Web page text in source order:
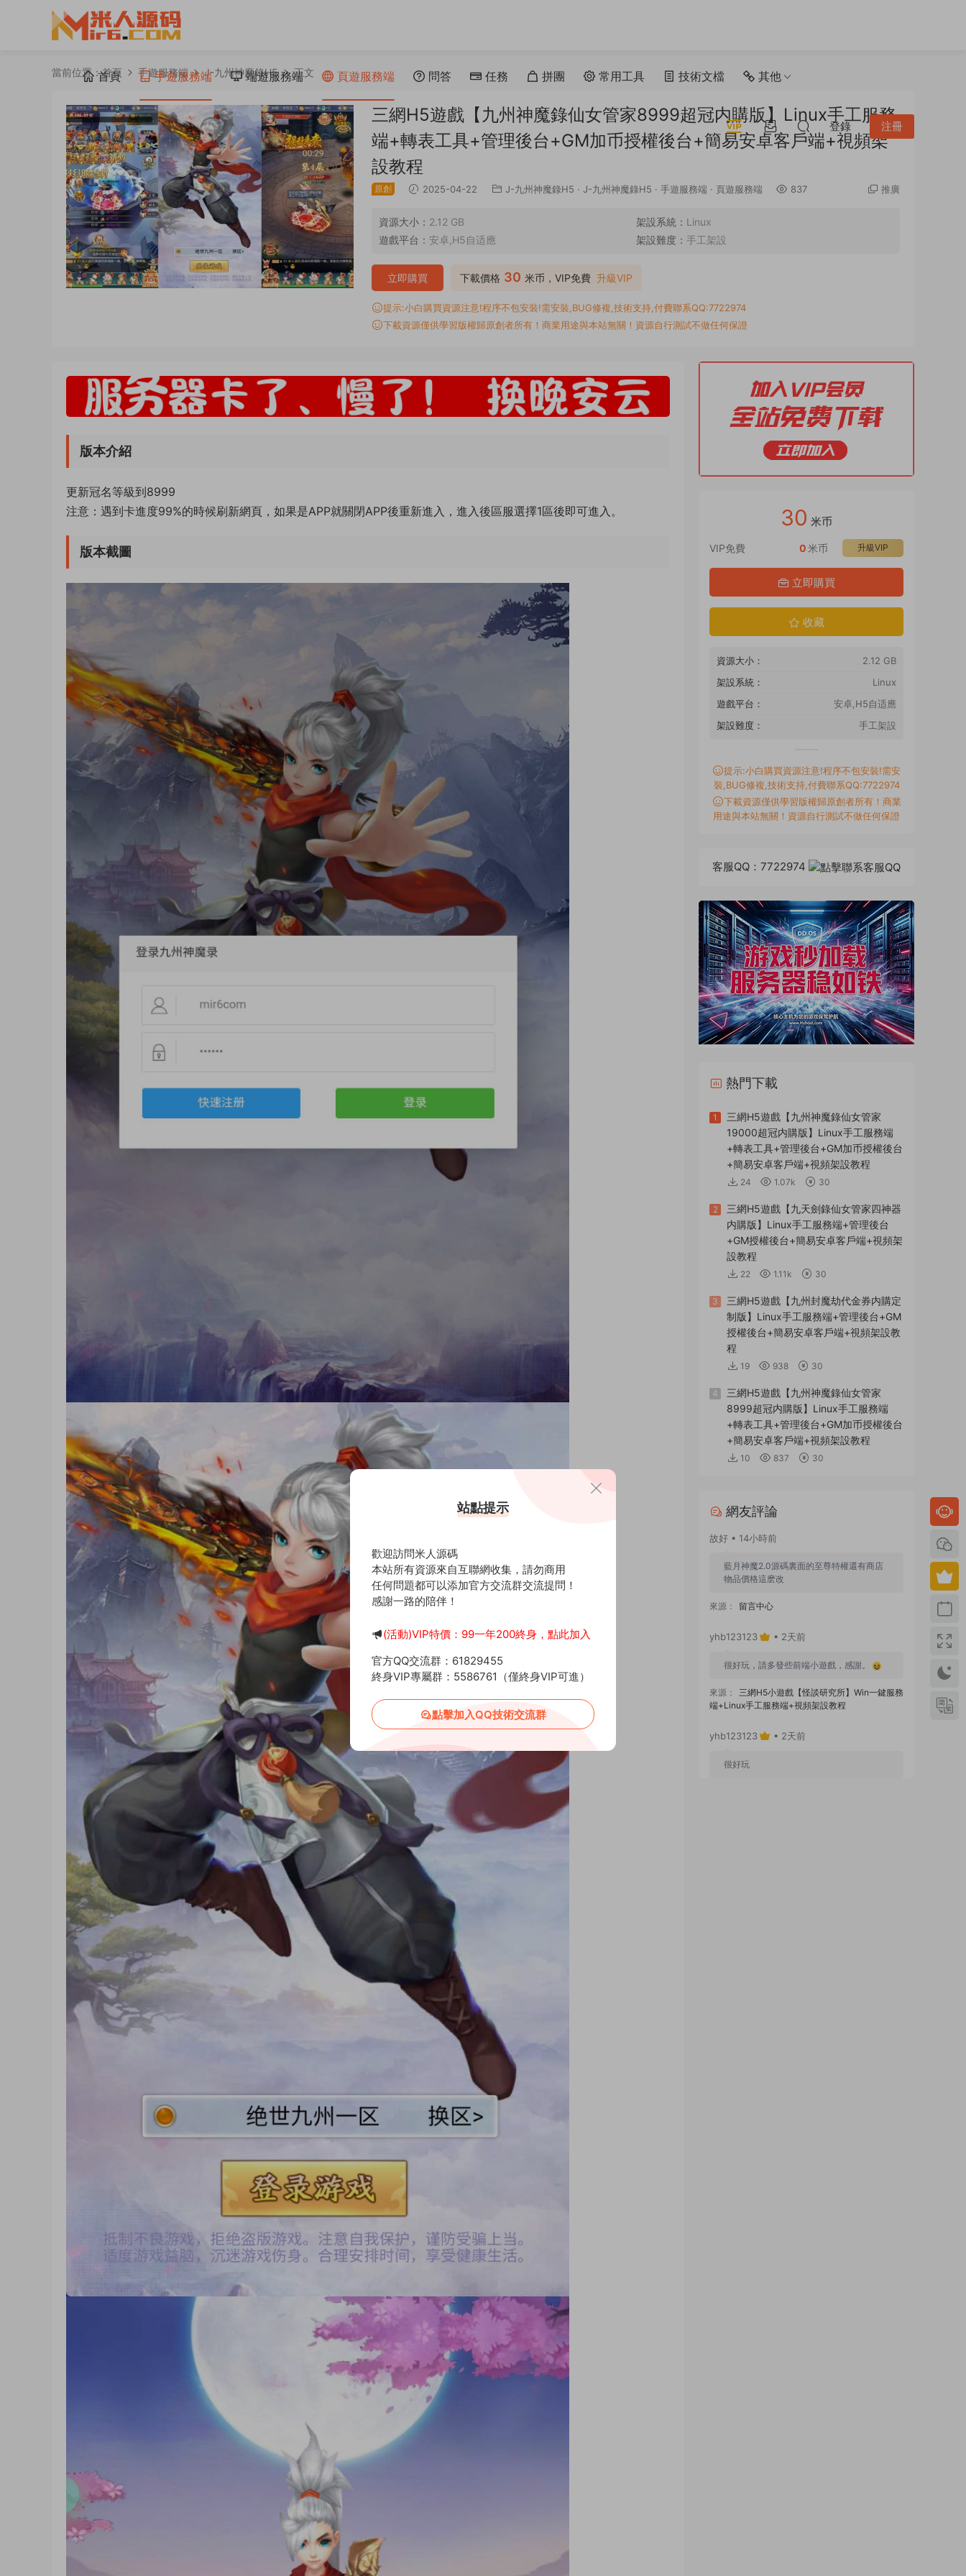
首頁 手遊服務端 端遊服務端 頁遊服務端 問答 任務 拼團 常用工具 技術文檔 其他
登錄 注冊
當前位置：首頁 手遊服務端 J-九州神魔錄H5 正文
三網H5遊戲【九州神魔錄仙女管家8999超冠内購版】Linux手工服務
端+轉表工具+管理後台+GM加币授權後台+簡易安卓客戶端+視頻架
設教程
原創 2025-04-22 J-九州神魔錄H5 · J-九州神魔錄H5 · 手遊服務端 · 頁遊服務端 837 推廣
資源大小： 2.12 GB 架設系統： Linux
遊戲平台： 安卓,H5自适應 架設難度： 手工架設
下載價格 30 米币，VIP免費 升級VIP
立即購買
提示:小白購買資源注意!程序不包安裝!需安裝,BUG修複,技術支持,付費聯系QQ:7722974
下載資源僅供學習版權歸原創者所有！商業用途與本站無關！資源自行測試不做任何保證
版本介紹
更新冠名等級到8999
注意：遇到卡進度99%的時候刷新網頁，如果是APP就關閉APP後重新進入，進入後區服選擇1區後即可進入。
版本截圖
30 米币
VIP免費 升級VIP
0米币
立即購買
收藏
資源大小：
2.12 GB
架設系統：
Linux
遊戲平台：
安卓,H5自适應
架設難度：
手工架設
提示:小白購買資源注意!程序不包安裝!需安
裝,BUG修複,技術支持,付費聯系QQ:7722974
下載資源僅供學習版權歸原創者所有！商業
用途與本站無關！資源自行測試不做任何保證
客服QQ：7722974
熱門下載
1
三網H5遊戲【九州神魔錄仙女管家
19000超冠内購版】Linux手工服務端
+轉表工具+管理後台+GM加币授權後台
+簡易安卓客戶端+視頻架設教程
24 1.07k 30
2
三網H5遊戲【九天劍錄仙女管家四神器
内購版】Linux手工服務端+管理後台
+GM授權後台+簡易安卓客戶端+視頻架
設教程
22 1.11k 30
3
三網H5遊戲【九州封魔劫代金券内購定
制版】Linux手工服務端+管理後台+GM
授權後台+簡易安卓客戶端+視頻架設教
程
19 938 30
4
三網H5遊戲【九州神魔錄仙女管家
8999超冠内購版】Linux手工服務端
+轉表工具+管理後台+GM加币授權後台
+簡易安卓客戶端+視頻架設教程
10 837 30
網友評論
故好 • 14小時前
藍月神魔2.0源碼裏面的至尊特權還有商店
物品價格這麽改
來源： 留言中心
yhb123123 • 2天前
很好玩，請多發些前端小遊戲，感謝。
來源：
三網H5小遊戲【怪談研究所】Win一鍵服務
端+Linux手工服務端+視頻架設教程
yhb123123 • 2天前
很好玩
站點提示
歡迎訪問米人源碼
本站所有資源來自互聯網收集，請勿商用
任何問題都可以添加官方交流群交流提問！
感謝一路的陪伴！
(活動)VIP特價：99一年200終身，點此加入
官方QQ交流群：61829455
終身VIP專屬群：5586761（僅終身VIP可進）
點擊加入QQ技術交流群